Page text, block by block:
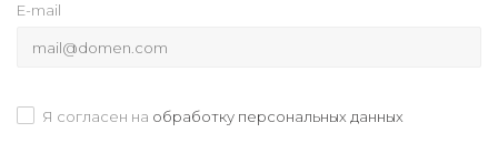
E-mail
Я согласен на обработку персональных данных